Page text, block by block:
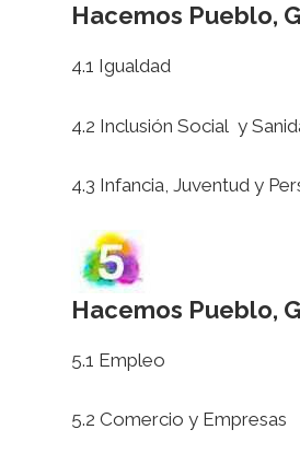
Hacemos Pueblo,
4.1 Igualdad
4.2 Inclusión Social y
4.3 Infancia, Juventud y
Hacemos Pueblo,
5.1 Empleo
5.2 Comercio y Empresas